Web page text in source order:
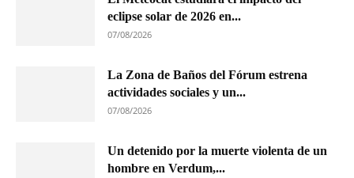
eclipse solar de 2026 en...
07/08/2026
La Zona de Baños del Fórum estrena
actividades sociales y un...
07/08/2026
Un detenido por la muerte violenta de un
hombre en Verdum,...